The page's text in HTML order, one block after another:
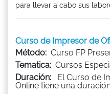
para llevar a cabo sus
Curso de Impresor de
Método: Curso FP
Tematica: Cursos
Duración:
El Curso de
Online tiene una